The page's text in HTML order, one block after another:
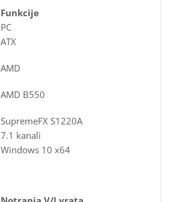
Funkcije
PC
ATX
AMD
AMD B550
SupremeFX S1220A
7.1 kanali
Windows 10 x64